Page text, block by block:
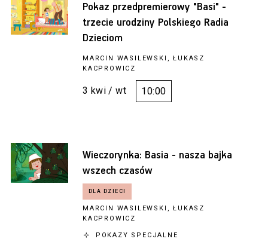
Pokaz przedpremierowy "Basi" -
trzecie urodziny Polskiego Radia
Dzieciom
MARCIN WASILEWSKI, ŁUKASZ
KACPROWICZ
3 kwi / wt 10:00
Wieczorynka: Basia - nasza bajka
wszech czasów
MARCIN WASILEWSKI, ŁUKASZ
KACPROWICZ
POKAZY SPECJALNE